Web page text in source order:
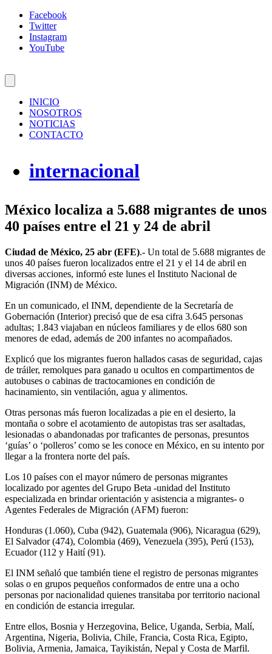
Facebook
Twitter
Instagram
YouTube
INICIO
NOSOTROS
NOTICIAS
CONTACTO
internacional
México localiza a 5.688 migrantes de unos
40 países entre el 21 y 24 de abril
Ciudad de México, 25 abr (EFE).- Un total de 5.688 migrantes de
unos 40 países fueron localizados entre el 21 y el 14 de abril en
diversas acciones, informó este lunes el Instituto Nacional de
Migración (INM) de México.
En un comunicado, el INM, dependiente de la Secretaría de
Gobernación (Interior) precisó que de esa cifra 3.645 personas
adultas; 1.843 viajaban en núcleos familiares y de ellos 680 son
menores de edad, además de 200 infantes no acompañados.
Explicó que los migrantes fueron hallados casas de seguridad, cajas
de tráiler, remolques para ganado u ocultos en compartimentos de
autobuses o cabinas de tractocamiones en condición de
hacinamiento, sin ventilación, agua y alimentos.
Otras personas más fueron localizadas a pie en el desierto, la
montaña o sobre el acotamiento de autopistas tras ser asaltadas,
lesionadas o abandonadas por traficantes de personas, presuntos
‘guías’ o ‘polleros’ como se les conoce en México, en su intento por
llegar a la frontera norte del país.
Los 10 países con el mayor número de personas migrantes
localizado por agentes del Grupo Beta -unidad del Instituto
especializada en brindar orientación y asistencia a migrantes- o
Agentes Federales de Migración (AFM) fueron:
Honduras (1.060), Cuba (942), Guatemala (906), Nicaragua (629),
El Salvador (474), Colombia (469), Venezuela (395), Perú (153),
Ecuador (112 y Haití (91).
El INM señaló que también tiene el registro de personas migrantes
solas o en grupos pequeños conformados de entre una a ocho
personas por nacionalidad quienes transitaba por territorio nacional
en condición de estancia irregular.
Entre ellos, Bosnia y Herzegovina, Belice, Uganda, Serbia, Malí,
Argentina, Nigeria, Bolivia, Chile, Francia, Costa Rica, Egipto,
Bolivia, Armenia, Jamaica, Tayikistán, Nepal y Costa de Marfil.